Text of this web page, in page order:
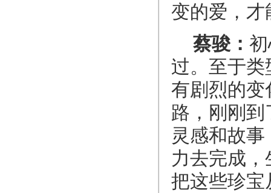
变的爱，才
蔡骏：
过。至于类
有剧烈的变
路，刚刚
灵感和故
力去完成
把这些珍宝